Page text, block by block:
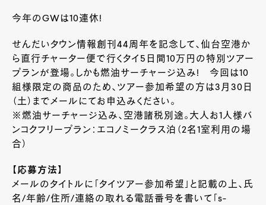
今年のGWは10連休!
せんだいタウン情報創刊44周年を記念して、仙台空港か
ら直行チャーター便で行くタイ5日間10万円の特別ツアー
プランが登場。しかも燃油サーチャージ込み! 今回は10
組様限定の商品のため、ツアー参加希望の方は3月30日
（土）までメールにてお申込みください。
※燃油サーチャージ込み、空港諸税別途。大人お1人様バ
ンコクフリープラン：エコノミークラス泊（2名1室利用の場
合）
【応募方法】
メールのタイトルに「タイツアー参加希望」と記載の上、氏
名/年齢/住所/連絡の取れる電話番号を書いて「s-